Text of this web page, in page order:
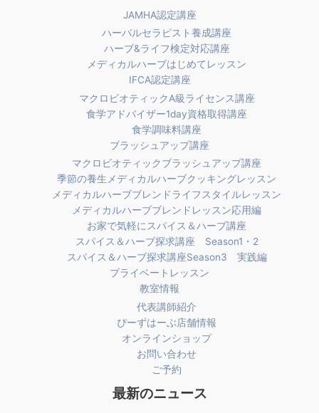
JAMHA認定講座
ハーバルセラピスト養成講座
ハーブ&ライフ検定対応講座
メディカルハーブはじめてレッスン
IFCA認定講座
マクロビオティックA級ライセンス講座
食学アドバイザー1day資格取得講座
食学調味料講座
ブラッシュアップ講座
マクロビオティックブラッシュアップ講座
季節の養生メディカルハーブクッキングレッスン
メディカルハーブブレンドライフスタイルレッスン
メディカルハーブブレンドレッスン応用編
お家で気軽にスパイス＆ハーブ講座
スパイス＆ハーブ探求講座 Season1・2
スパイス＆ハーブ探求講座Season3 実践編
プライベートレッスン
教室情報
代表講師紹介
ぴーずはーぶ店舗情報
オンラインショップ
お問い合わせ
ご予約
最新のニュース